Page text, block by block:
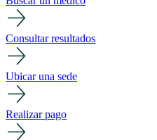
Consultar resultados
Ubicar una sede
Realizar pago